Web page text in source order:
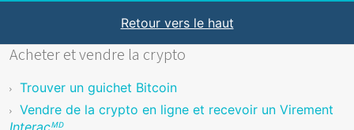
Retour vers le haut
Acheter et vendre la crypto
Trouver un guichet Bitcoin
Vendre de la crypto en ligne et recevoir un Virement